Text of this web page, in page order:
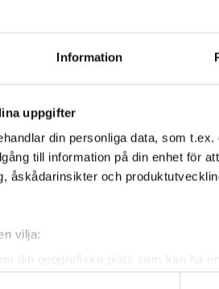
Information
uppgifter
din personliga data, som
till information på din enhet för
åskådarinsikter och
vilja:
behöver du vara medlem i
blir du genom klubbens